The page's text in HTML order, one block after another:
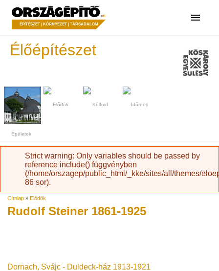
Országépítő
ÉPÍTÉSZET | KÖRNYEZET | TÁRSADALOM Menü
Élőépítészet
Épületek
Elődök Külföld Időrend
Hibaüzenet
Strict warning: Only variables should be passed by
reference include() függvényben
(/home/orszagep/public_html/_kke/sites/all/themes/
86 sor).
Jelenlegi hely
Címlap » Elődök
Rudolf Steiner 1861-1925
Dornach, Svájc - Duldeck-ház 1913-1921